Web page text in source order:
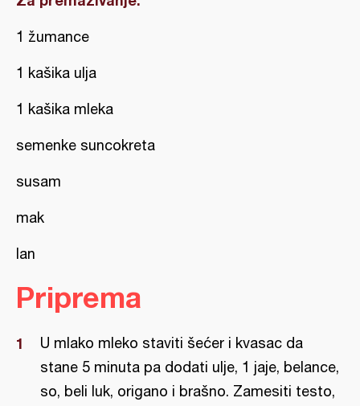
1 žumance
1 kašika ulja
1 kašika mleka
semenke suncokreta
susam
mak
lan
Priprema
U mlako mleko staviti šećer i kvasac da
stane 5 minuta pa dodati ulje, 1 jaje, belance,
so, beli luk, origano i brašno. Zamesiti testo,